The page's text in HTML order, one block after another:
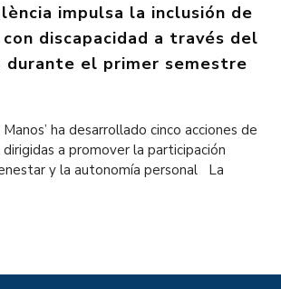
impulsa la inclusión de
discapacidad a través del
durante el primer semestre
Manos’ ha desarrollado cinco acciones de
a promover la participación
y la autonomía personal La